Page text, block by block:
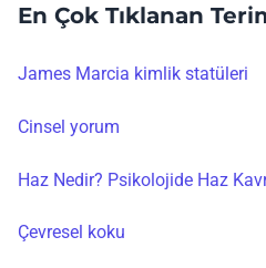
En Çok Tıklanan
James Marcia kimlik statüleri
Cinsel yorum
Haz Nedir? Psikolojide Haz
Çevresel koku